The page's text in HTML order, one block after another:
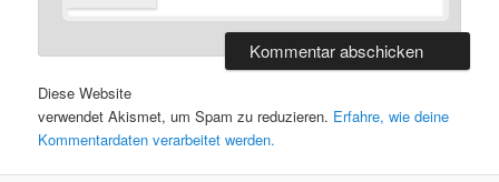
Diese Website
verwendet Akismet, um Spam zu reduzieren. Erfahre, wie deine
Kommentardaten verarbeitet werden.